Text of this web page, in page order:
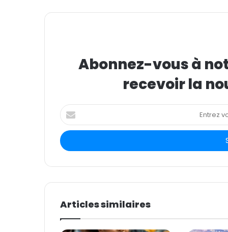
Abonnez-vous à
recevoir la
E
n
r
e
o
r
e
Articles similaires